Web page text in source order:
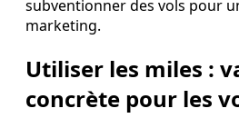
subventionner des vols pour
marketing.
Utiliser les miles :
concrète pour les